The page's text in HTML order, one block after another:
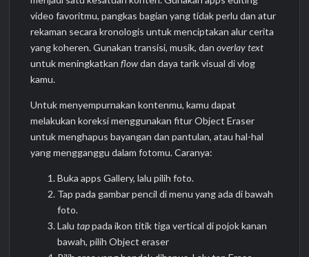
video favoritmu, pangkas bagian yang tidak perlu dan atur
rekaman secara kronologis untuk menciptakan alur cerita
yang koheren. Gunakan transisi, musik, danoverlay text
untuk meningkatkanflowdan daya tarik visual di vlog
kamu.
Untuk menyempurnakan kontenmu, kamu dapat
melakukan koreksi menggunakan fitur Object Eraser
untuk menghapus bayangan dan pantulan, atau hal-hal
yang mengganggu dalam fotomu. Caranya:
Buka apps Gallery, lalu pilih foto.
Tap pada gambar pencil di menu yang ada di bawah
foto.
Lalu tappada ikon titik tiga vertical di pojok kanan
bawah, pilih Object eraser